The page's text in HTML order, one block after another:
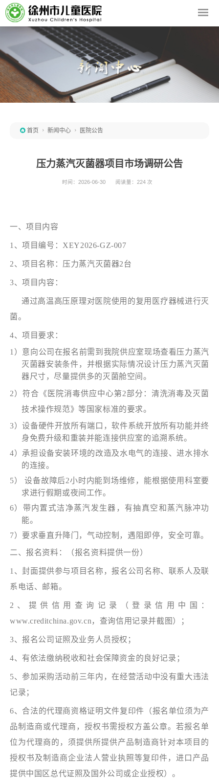
 首页  新闻中心  医院公告
压力蒸汽灭菌器项目市场调研公告
时间：2026-06-30 阅读量：224 次
一、项目内容
1、项目编号：XEY2026-GZ-007
2、项目名称： 压力蒸汽灭菌器2台
3、项目内容：
通过高温高压原理对医院使用的复用医疗器械进行灭
菌。
4、项目要求：
1）意向公司在报名前需到我院供应室现场查看压力蒸汽
灭菌器安装条件，并根据实际情况设计压力蒸汽灭菌
器尺寸，尽量提供多的灭菌舱空间。
2）符合《医院消毒供应中心第2部分：清洗消毒及灭菌
技术操作规范》等国家标准的要求。
3）设备硬件开放所有端口，软件系统开放所有功能并终
身免费升级和重装并能连接供应室的追溯系统。
4）承担设备安装环境的改造及水电气的连接、进水排水
的连接。
5） 设备故障后2小时内能到场维修，能根据使用科室要
求进行假期或夜间工作。
6） 带内置式洁净蒸汽发生器 ，有抽真空和蒸汽脉冲功
能。
7）要求垂直升降门，气动控制， 遇阻即停，安全可靠。
二、报名资料：（报名资料提供一份）
1、封面提供参与项目名称，报名公司名称、联系人及联
系电话、邮箱。
2、提供信用查询记录（登录信用中国：
www.creditchina.gov.cn，查询信用记录并截图）；
3、报名公司证照及业务人员授权；
4、有依法缴纳税收和社会保障资金的良好记录；
5、参加采购活动前三年内，在经营活动中没有重大违法
记录；
6、合法的代理商资格证明文件复印件（报名单位须为产
品制造商或代理商，授权书需授权方盖公章。若报名单
位为代理商的，须提供所提供产品制造商针对本项目的
授权书及制造商企业法人营业执照等复印件，进口产品
提供中国区总代证照及国外公司或企业授权）。